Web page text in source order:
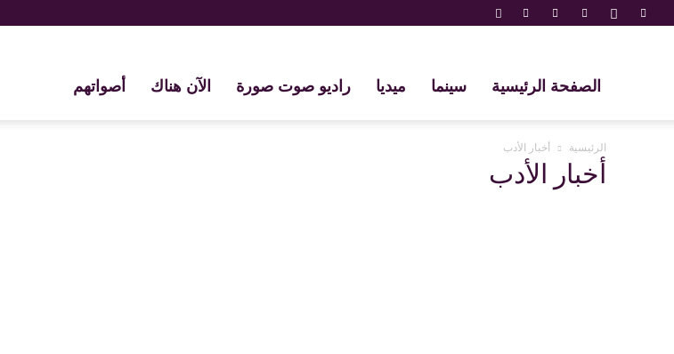
أصواتهم الآن هناك راديو صوت صورة ميديا سينما الصفحة الرئيسية
الرئيسية أخبار الأدب
أخبار الأدب